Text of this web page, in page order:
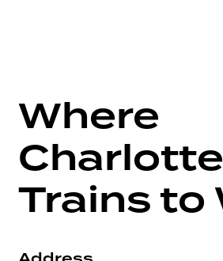
Where
Charlotte
Trains to